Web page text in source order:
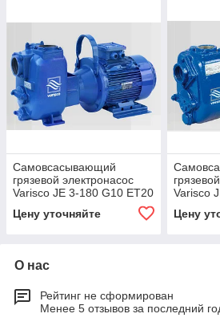
Самовсасывающий
грязевой электронасос
Varisco JE 3-180 G10 ET20
Цену уточняйте
Varisco
Цену
О нас
Рейтинг не сформирован
Менее 5 отзывов за последний